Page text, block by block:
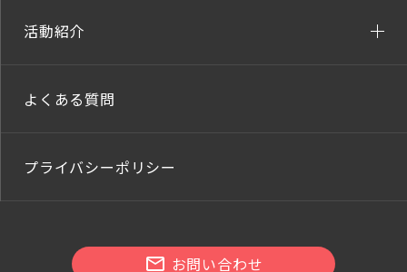
活動紹介
よくある質問
プライバシーポリシー
お問い合わせ